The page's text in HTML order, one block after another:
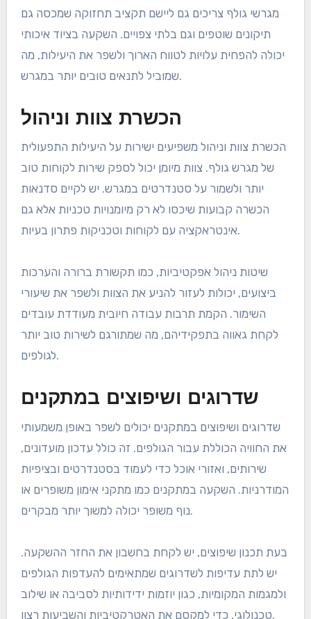
מגרשי גולף צריכים גם ליישם תקציב תחזוקה שמכסה גם
תיקונים שוטפים וגם בלתי צפויים. השקעה בציוד איכותי
יכולה להפחית עלויות לטווח הארוך ולשפר את היעילות, מה
שמוביל לתנאים טובים יותר במגרש.
הכשרת צוות וניהול
הכשרת צוות וניהול משפיעים ישירות על היעילות התפעולית
של מגרש גולף. צוות מיומן יכול לספק שירות לקוחות טוב
יותר ולשמור על סטנדרטים במגרש. יש לקיים סדנאות
הכשרה קבועות שיכסו לא רק מיומנויות טכניות אלא גם
אינטראקציה עם לקוחות וטכניקות פתרון בעיות.
שיטות ניהול אפקטיביות, כמו תקשורת ברורה והערכות
ביצועים, יכולות לעזור להניע את הצוות ולשפר את שיעורי
השימור. הקמת תרבות עבודה חיובית מעודדת עובדים
לקחת גאווה בתפקידיהם, מה שמתורגם לשירות טוב יותר
לגולפים.
שדרוגים ושיפוצים במתקנים
שדרוגים ושיפוצים במתקנים יכולים לשפר באופן משמעותי
את החוויה הכוללת עבור הגולפים. זה כולל עדכון מועדונים,
שירותים, ואזורי אוכל כדי לעמוד בסטנדרטים ובציפיות
המודרניות. השקעה במתקנים כמו מתקני אימון משופרים או
נוף משופר יכולה למשוך יותר מבקרים.
בעת תכנון שיפוצים, יש לקחת בחשבון את החזר ההשקעה.
יש לתת עדיפות לשדרוגים שמתאימים להעדפות הגולפים
ולמגמות המקומיות, כגון יוזמות ידידותיות לסביבה או שילוב
טכנולוגי, כדי למקסם את האטרקטיביות והשביעות רצון.